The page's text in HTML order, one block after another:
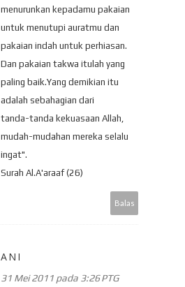
menurunkan kepadamu pakaian
untuk menutupi auratmu dan
pakaian indah untuk perhiasan.
Dan pakaian takwa itulah yang
paling baik.Yang demikian itu
adalah sebahagian dari
tanda-tanda kekuasaan Allah,
mudah-mudahan mereka selalu
ingat".
Surah Al.A'araaf (26)
Balas
ANI
31 Mei 2011 pada 3:26 PTG